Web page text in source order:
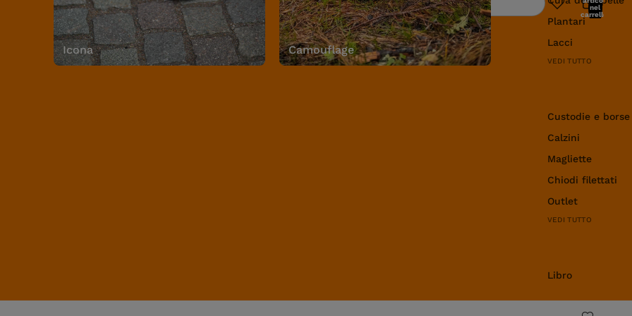
Icona Camouflage
Plantari
Lacci
VEDI TUTTO
Custodie e
Calzini
Magliette
Chiodi filettati
Outlet
VEDI TUTTO
Libro
Ricerca
nel
carrello: